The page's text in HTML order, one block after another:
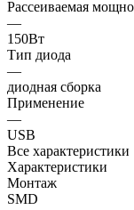
Рассеиваемая
—
150Вт
Тип диода
—
диодная сборка
Применение
—
USB
Все характеристики
Характеристики
Монтаж
SMD